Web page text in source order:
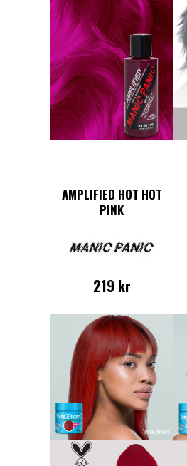
AMPLIFIED HOT HOT
PINK
219 kr